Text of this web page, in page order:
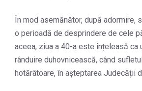
În mod asemănător, după adormire,
o perioadă de desprindere de cele
aceea, ziua a 40-a este înțeleasă ca
rânduire duhovnicească, când
hotărâtoare, în așteptarea Judecății